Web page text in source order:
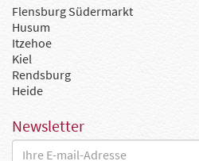
Flensburg Südermarkt
Husum
Itzehoe
Kiel
Rendsburg
Heide
Newsletter